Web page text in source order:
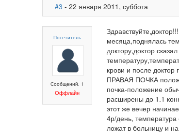
#3 - 22 января 2011, суббота
Посетитель
Сообщений: 1
Оффлайн
месяца,поднялась
доктору,доктор
крови и после
ПРАВАЯ ПОЧКА
почка-положение
расширены до 1.1
этот же вечер
4р/день,
ложат в больницу и